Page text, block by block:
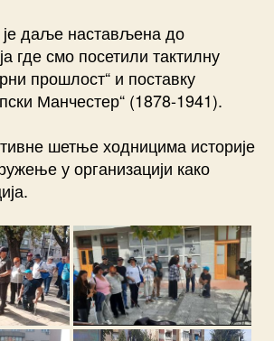
даље настављена до
где смо посетили тактилну
прошлост“ и поставку
Манчестер“ (1878-1941).
шетње ходницима историје
у организацији како